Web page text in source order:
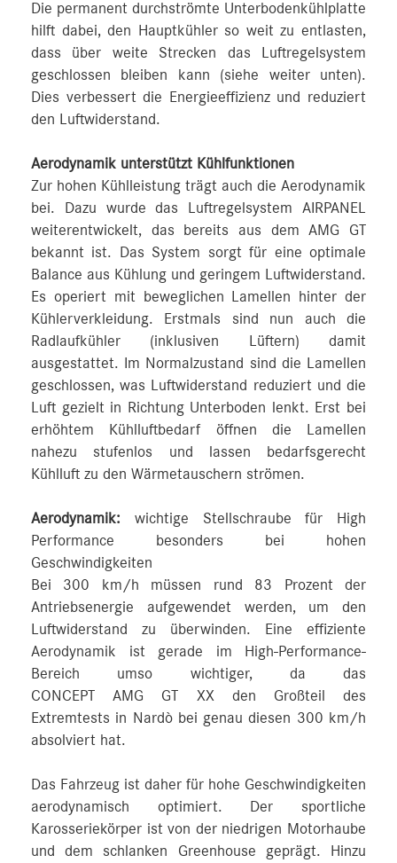
Die permanent durchströmte Unterbodenkühlplatte
hilft dabei, den Hauptkühler so weit zu entlasten,
dass über weite Strecken das Luftregelsystem
geschlossen bleiben kann (siehe weiter unten).
Dies verbessert die Energieeffizienz und reduziert
den Luftwiderstand.
Aerodynamik unterstützt Kühlfunktionen
Zur hohen Kühlleistung trägt auch die Aerodynamik
bei. Dazu wurde das Luftregelsystem AIRPANEL
weiterentwickelt, das bereits aus dem AMG GT
bekannt ist. Das System sorgt für eine optimale
Balance aus Kühlung und geringem Luftwiderstand.
Es operiert mit beweglichen Lamellen hinter der
Kühlerverkleidung. Erstmals sind nun auch die
Radlaufkühler (inklusiven Lüftern) damit
ausgestattet. Im Normalzustand sind die Lamellen
geschlossen, was Luftwiderstand reduziert und die
Luft gezielt in Richtung Unterboden lenkt. Erst bei
erhöhtem Kühlluftbedarf öffnen die Lamellen
nahezu stufenlos und lassen bedarfsgerecht
Kühlluft zu den Wärmetauschern strömen.
Aerodynamik: wichtige Stellschraube für High
Performance besonders bei hohen
Geschwindigkeiten
Bei 300 km/h müssen rund 83 Prozent der
Antriebsenergie aufgewendet werden, um den
Luftwiderstand zu überwinden. Eine effiziente
Aerodynamik ist gerade im High‑Performance-
Bereich umso wichtiger, da das
CONCEPT AMG GT XX den Großteil des
Extremtests in Nardò bei genau diesen 300 km/h
absolviert hat.
Das Fahrzeug ist daher für hohe Geschwindigkeiten
aerodynamisch optimiert. Der sportliche
Karosseriekörper ist von der niedrigen Motorhaube
und dem schlanken Greenhouse geprägt. Hinzu